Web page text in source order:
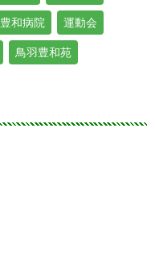
豊和病院 運動会
鳥羽豊和苑